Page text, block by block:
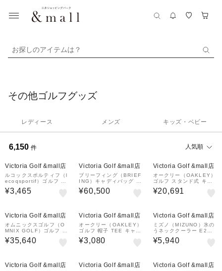
お探しのアイテムは？
その他ゴルフグッズ
レディース メンズ キッズ・ベビー
6,150 件 人気順
Victoria Golf &mall店
ルコックスポルティフ（l
ecoqsportif）ゴルフ 吸
汗速乾 撥水 キャップ L
G5FCP02L NV00
¥3,465
Victoria Golf &mall店
ブリーフィング（BRIEF
ING）キャディバッグ C
R-6 02 XG BGW261D4
9-797
¥60,500
Victoria Golf &mall店
オークリー（OAKLEY）
ゴルフ スタンド式 キャ
ディバッグ 8.5型 6分割
19.0 FOS902367-100
¥20,691
Victoria Golf &mall店
オムニックスゴルフ（O
MNIX GOLF）ゴルフ キ
ャディバッグ 軽量 スタ
ンド式 8.5型 4分割 Bla
¥35,640
Victoria Golf &mall店
オークリー（OAKLEY）
ゴルフ 帽子 TEE キャッ
プ 26.0 FOS902394-6
AC
¥3,080
Victoria Golf &mall店
ミズノ（MIZUNO）氷の
うネッククーラー E2MY
A01715
¥5,940
Victoria Golf &mall店 Victoria Golf &mall店 Victoria Golf &mall店